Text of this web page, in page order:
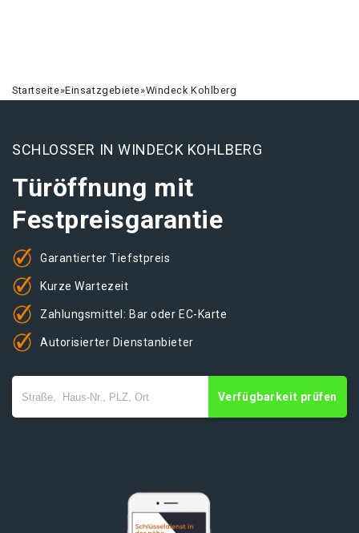
Startseite»Einsatzgebiete»Windeck Kohlberg
SCHLOSSER IN WINDECK KOHLBERG
Türöffnung mit
Festpreisgarantie
Garantierter Tiefstpreis
Kurze Wartezeit
Zahlungsmittel: Bar oder EC-Karte
Autorisierter Dienstanbieter
Verfügbarkeit prüfen